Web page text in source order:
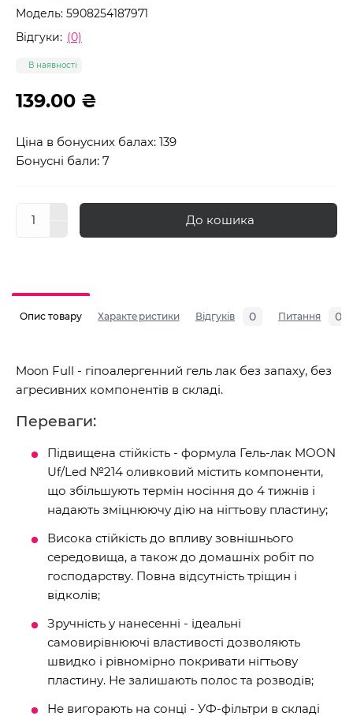
Модель: 5908254187971
Відгуки: (0)
В наявності
139.00 ₴
Ціна в бонусних балах: 139
Бонусні бали: 7
До кошика
Опис товару Характеристики Відгуків 0 Питання 0
Moon Full - гіпоалергенний гель лак без запаху, без
агресивних компонентів в складі.
Переваги:
Підвищена стійкість - формула Гель-лак MOON
Uf/Led №214 оливковий містить компоненти,
що збільшують термін носіння до 4 тижнів і
надають зміцнюючу дію на нігтьову пластину;
Висока стійкість до впливу зовнішнього
середовища, а також до домашніх робіт по
господарству. Повна відсутність тріщин і
відколів;
Зручність у нанесенні - ідеальні
самовирівнюючі властивості дозволяють
швидко і рівномірно покривати нігтьову
пластину. Не залишають полос та розводів;
Не вигорають на сонці - УФ-фільтри в складі